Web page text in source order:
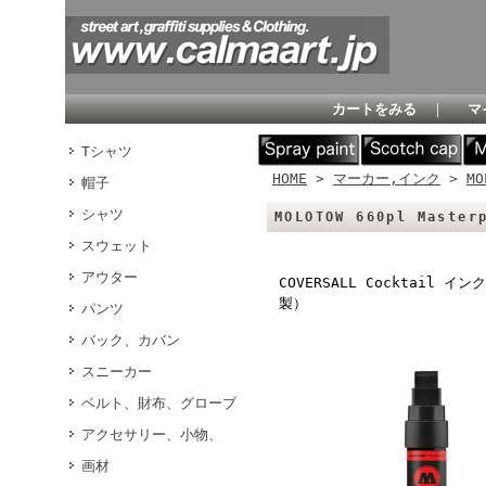
カートをみる ｜ マ
Tシャツ
帽子
シャツ
スウェット
アウター
パンツ
バック、カバン
スニーカー
ベルト、財布、グローブ
アクセサリー、小物、
画材
HOME > マーカー,インク >
MOLOTOW 660pl
COVERSALL Cocktail イン
製）